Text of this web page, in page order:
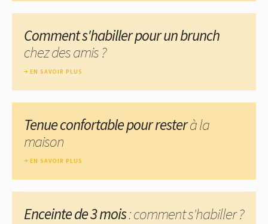
Comment s'habiller pour un brunch
chez des amis ?
EN SAVOIR PLUS
Tenue confortable pour resterà la
maison
EN SAVOIR PLUS
Enceinte de 3 mois: comment s'habiller ?